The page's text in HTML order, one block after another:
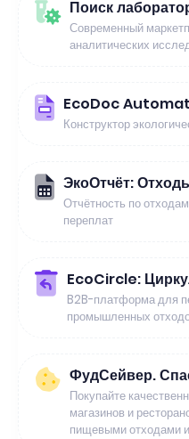
Поиск
Современный
аналитических
EcoDoc
Конструктор
ЭкоОтчёт:
Отчётность по
переплат
EcoCircle:
B2B-платформа для
промышленных
ФудСейвер.
Покупайте
магазинов и
пищевыми отходами